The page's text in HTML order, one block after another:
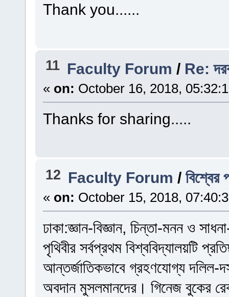
Thank you......
11 Faculty Forum / Re:
« on: October 16, 2018,
Thanks for sharing.....
12 Faculty Forum /বিশ্বের
« on: October 15, 2018,
ঢাকা:জ্ঞান-বিজ্ঞান, চিন্তা-মনন ও
পৃথিবীর সর্বপ্রথম বিশ্ববিদ্যালয়টি
আন্তর্জাতিকভাবে গ্রহণযোগ্য দলিল-
অবদান মুসলমানদের। গিনেজ বুকের